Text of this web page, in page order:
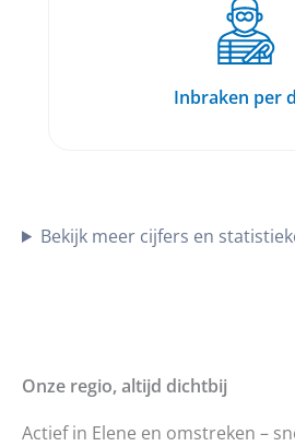
Inbraken per
Bekijk meer cijfers en
Onze regio, altijd dichtbij
Actief in Elene en omstreken –